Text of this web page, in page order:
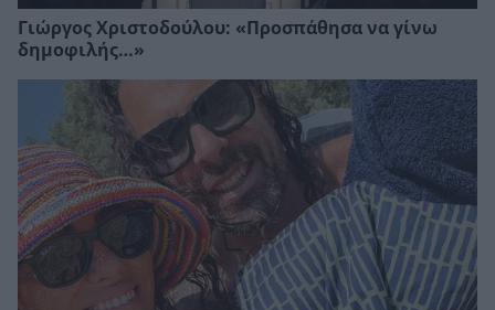
Γιώργος Χριστοδούλου: «Προσπάθησα να γίνω
δημοφιλής…»